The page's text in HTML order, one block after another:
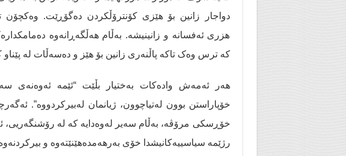
دواجار زانین بۆ هێزی کۆنترۆڵکردن دەگۆڕێت. وەکچۆن
هزری ئەفسانە و زانینیشە. بەڵام هەڵگەڕانەوە
کە ترس وەک تاکە پاڵنەری زانین بۆ هێز و دەسەڵات لە
هەر ئەمەش وادەکات بەختیار بڵێت “ئێمە
خۆپاراستن بوون لەتیاچوون، ژیانمان لەبیرکردووە”.
خۆڕسکی مرۆڤە، بەڵام سەیر لەوەدایە کە لە رۆشنگەریی،
رژێمە سیاسییەکانیشدا خۆی بەرهەمدەهێنێتەوە و